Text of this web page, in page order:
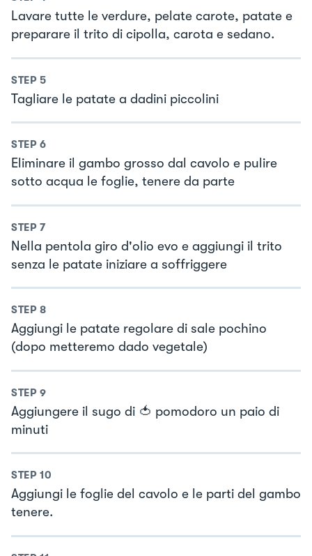
Lavare tutte le verdure, pelate carote, patate e
preparare il trito di cipolla, carota e sedano.
STEP 5
Tagliare le patate a dadini piccolini
STEP 6
Eliminare il gambo grosso dal cavolo e pulire
sotto acqua le foglie, tenere da parte
STEP 7
Nella pentola giro d'olio evo e aggiungi il trito
senza le patate iniziare a soffriggere
STEP 8
Aggiungi le patate regolare di sale pochino
(dopo metteremo dado vegetale)
STEP 9
Aggiungere il sugo di 🍅 pomodoro un paio di
minuti
STEP 10
Aggiungi le foglie del cavolo e le parti del gambo
tenere.